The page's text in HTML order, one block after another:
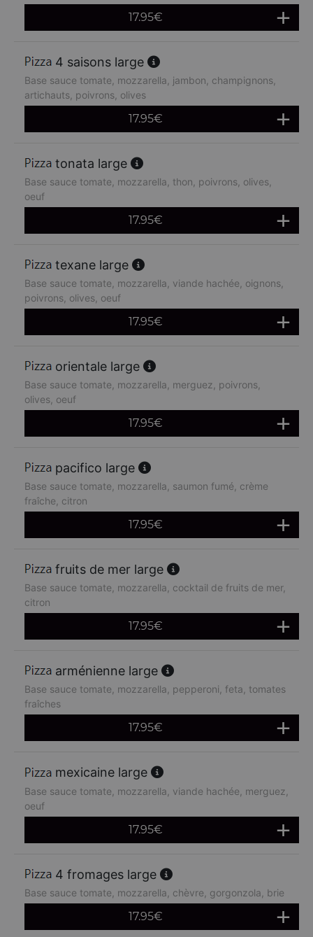
17.95€
4 saisons large
Base sauce tomate, mozzarella, jambon, champignons,
artichauts, poivrons, olives
17.95€
tonata large
Base sauce tomate, mozzarella, thon, poivrons, olives,
oeuf
17.95€
texane large
Base sauce tomate, mozzarella, viande hachée, oignons,
poivrons, olives, oeuf
17.95€
orientale large
Base sauce tomate, mozzarella, merguez, poivrons,
olives, oeuf
17.95€
pacifico large
Base sauce tomate, mozzarella, saumon fumé, crème
fraîche, citron
17.95€
fruits de mer large
Base sauce tomate, mozzarella, cocktail de fruits de mer,
citron
17.95€
arménienne large
Base sauce tomate, mozzarella, pepperoni, feta, tomates
fraîches
17.95€
mexicaine large
Base sauce tomate, mozzarella, viande hachée, merguez,
oeuf
17.95€
4 fromages large
Base sauce tomate, mozzarella, chèvre, gorgonzola, brie
17.95€